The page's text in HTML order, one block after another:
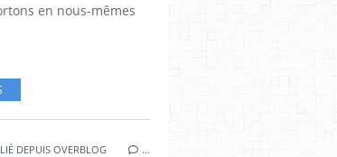
en nous-mêmes
DEPUIS OVERBLOG …